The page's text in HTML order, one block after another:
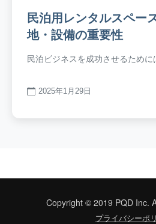
民泊用レンタルスペー
地・設備の重要性
民泊ビジネスを成功させるために
2025年1月29日
Copyright © 2019 PQD Inc.
プライバシーポ